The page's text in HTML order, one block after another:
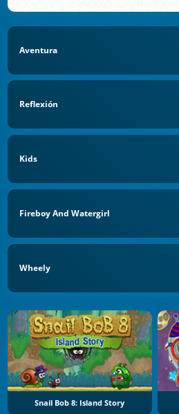
Aventura
Reflexión
Kids
Fireboy And Watergirl
Wheely
Snail Bob 8: Island Story